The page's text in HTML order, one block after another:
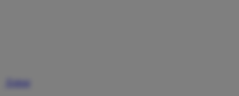
Entrar